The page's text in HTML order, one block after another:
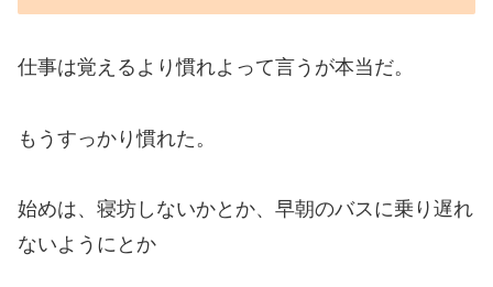
仕事は覚えるより慣れよって言うが本当だ。
もうすっかり慣れた。
始めは、寝坊しないかとか、 早朝のバスに乗り遅れ
ないようにとか